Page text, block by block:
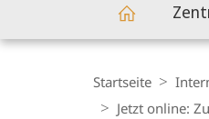
Centre
Navigation
Startseite
Jetzt online: